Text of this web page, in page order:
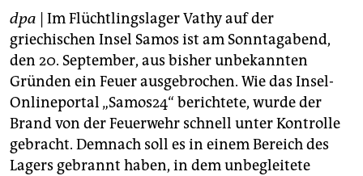
fragen & hilfe
unterstützen
abo
genossenschaft
epaper login
dpa | Im Flüchtlingslager Vathy auf der
griechischen Insel Samos ist am Sonntagabend,
den 20. September, aus bisher unbekannten
Gründen ein Feuer ausgebrochen. Wie das Insel-
Onlineportal „Samos24“ berichtete, wurde der
Brand von der Feuerwehr schnell unter Kontrolle
gebracht. Demnach soll es in einem Bereich des
Lagers gebrannt haben, in dem unbegleitete